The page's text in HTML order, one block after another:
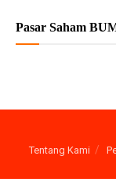
Pasar Saham
Tentang Kami